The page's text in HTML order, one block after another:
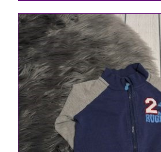
IN DEN WARENKORB /